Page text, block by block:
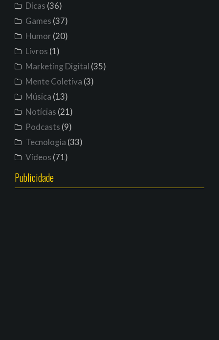
Dicas (36)
Games (37)
Humor (20)
Livros (1)
Marketing Digital (35)
Mente Coletiva (3)
Música (13)
Notícias (21)
Podcasts (9)
Tecnologia (33)
Vídeos (71)
Publicidade